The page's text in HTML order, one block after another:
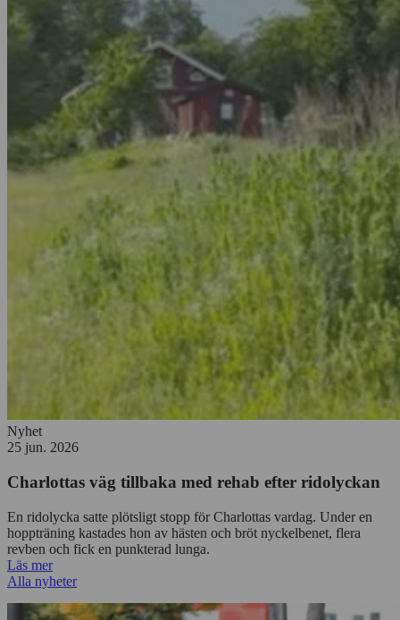
Nyhet
25 jun. 2026
Charlottas väg tillbaka med rehab efter ridolyckan
En ridolycka satte plötsligt stopp för Charlottas vardag. Under en
hoppträning kastades hon av hästen och bröt nyckelbenet, flera
revben och fick en punkterad lunga.
Läs mer
Alla nyheter